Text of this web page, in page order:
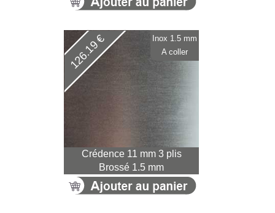
Crédence 11 mm 3 plis
Brossé 1.5 mm
126.19 €
Inox 1.5 mm
A coller